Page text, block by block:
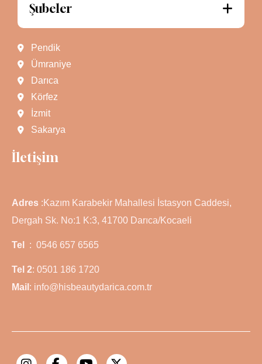
Şubeler
Pendik
Ümraniye
Darıca
Körfez
İzmit
Sakarya
İletişim
Adres :Kazım Karabekir Mahallesi İstasyon Caddesi,
Dergah Sk. No:1 K:3, 41700 Darıca/Kocaeli
Tel : 0546 657 6565
Tel 2: 0501 186 1720
Mail : info@hisbeautydarica.com.tr